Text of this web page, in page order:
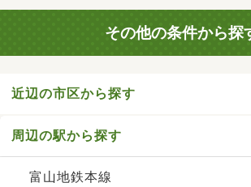
その他の条件から探
近辺の市区から探す
周辺の駅から探す
富山地鉄本線